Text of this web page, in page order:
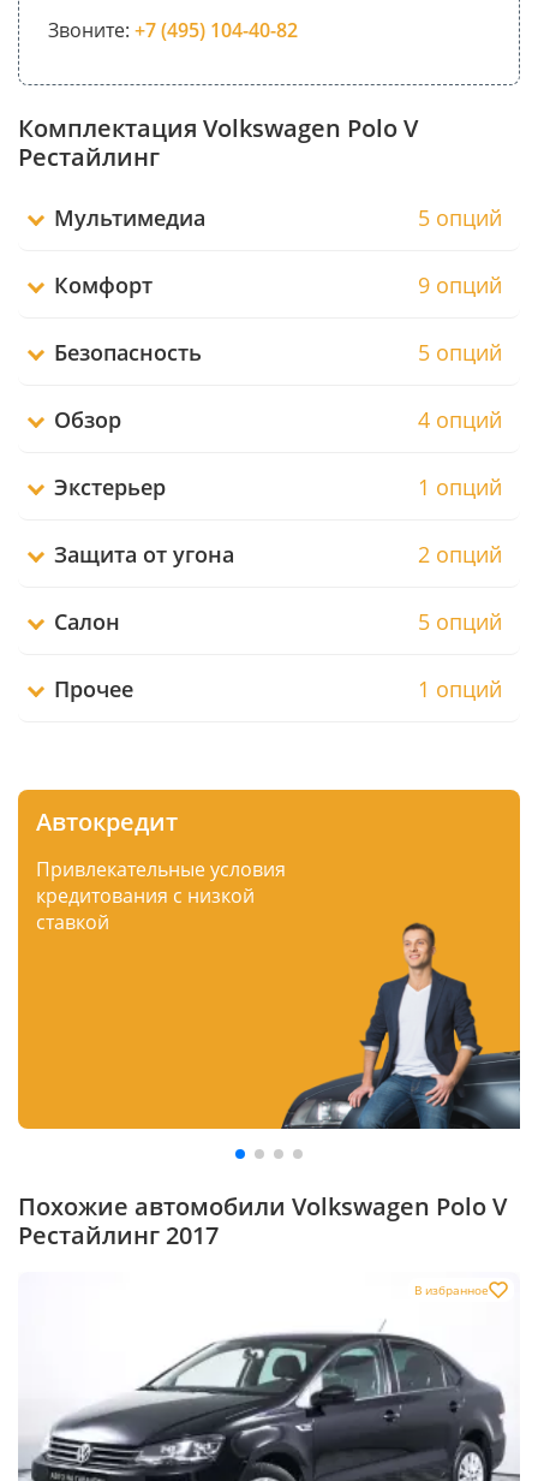
Звоните: +7 (495) 104-40-82
Комплектация Volkswagen Polo V
Рестайлинг
Мультимедиа 5 опций
Комфорт 9 опций
Безопасность 5 опций
Обзор 4 опций
Экстерьер 1 опций
Защита от угона 2 опций
Салон 5 опций
Прочее 1 опций
Автокредит
Привлекательные условия
кредитования с низкой
ставкой
Похожие автомобили Volkswagen Polo V
Рестайлинг 2017
В избранное